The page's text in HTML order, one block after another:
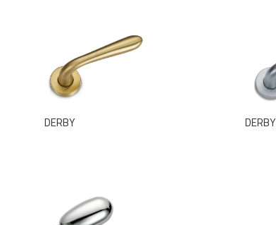
DERBY DERBY